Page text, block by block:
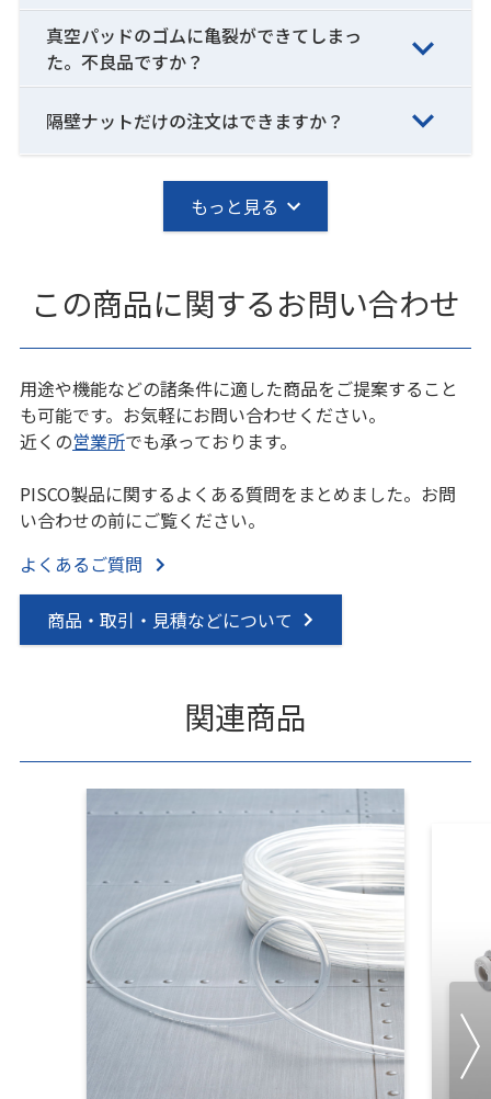
真空パッドのゴムに亀裂ができてしまっ
た。不良品ですか？
隔壁ナットだけの注文はできますか？
もっと見る
この商品に関するお問い合わせ
用途や機能などの諸条件に適した商品をご提案すること
も可能です。お気軽にお問い合わせください。
近くの営業所でも承っております。
PISCO製品に関するよくある質問をまとめました。お問
い合わせの前にご覧ください。
よくあるご質問
商品・取引・見積などについて
関連商品